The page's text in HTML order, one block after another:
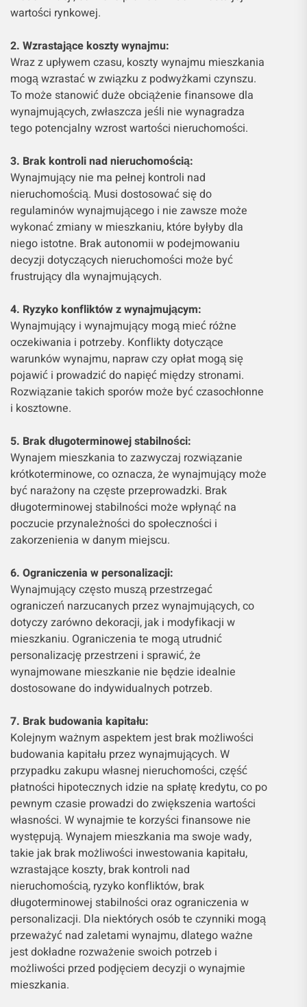
wartości rynkowej.
2. Wzrastające koszty wynajmu:
Wraz z upływem czasu, koszty wynajmu mieszkania
mogą wzrastać w związku z podwyżkami czynszu.
To może stanowić duże obciążenie finansowe dla
wynajmujących, zwłaszcza jeśli nie wynagradza
tego potencjalny wzrost wartości nieruchomości.
3. Brak kontroli nad nieruchomością:
Wynajmujący nie ma pełnej kontroli nad
nieruchomością. Musi dostosować się do
regulaminów wynajmującego i nie zawsze może
wykonać zmiany w mieszkaniu, które byłyby dla
niego istotne. Brak autonomii w podejmowaniu
decyzji dotyczących nieruchomości może być
frustrujący dla wynajmujących.
4. Ryzyko konfliktów z wynajmującym:
Wynajmujący i wynajmujący mogą mieć różne
oczekiwania i potrzeby. Konflikty dotyczące
warunków wynajmu, napraw czy opłat mogą się
pojawić i prowadzić do napięć między stronami.
Rozwiązanie takich sporów może być czasochłonne
i kosztowne.
5. Brak długoterminowej stabilności:
Wynajem mieszkania to zazwyczaj rozwiązanie
krótkoterminowe, co oznacza, że wynajmujący może
być narażony na częste przeprowadzki. Brak
długoterminowej stabilności może wpłynąć na
poczucie przynależności do społeczności i
zakorzenienia w danym miejscu.
6. Ograniczenia w personalizacji:
Wynajmujący często muszą przestrzegać
ograniczeń narzucanych przez wynajmujących, co
dotyczy zarówno dekoracji, jak i modyfikacji w
mieszkaniu. Ograniczenia te mogą utrudnić
personalizację przestrzeni i sprawić, że
wynajmowane mieszkanie nie będzie idealnie
dostosowane do indywidualnych potrzeb.
7. Brak budowania kapitału:
Kolejnym ważnym aspektem jest brak możliwości
budowania kapitału przez wynajmujących. W
przypadku zakupu własnej nieruchomości, część
płatności hipotecznych idzie na spłatę kredytu, co po
pewnym czasie prowadzi do zwiększenia wartości
własności. W wynajmie te korzyści finansowe nie
występują. Wynajem mieszkania ma swoje wady,
takie jak brak możliwości inwestowania kapitału,
wzrastające koszty, brak kontroli nad
nieruchomością, ryzyko konfliktów, brak
długoterminowej stabilności oraz ograniczenia w
personalizacji. Dla niektórych osób te czynniki mogą
przeważyć nad zaletami wynajmu, dlatego ważne
jest dokładne rozważenie swoich potrzeb i
możliwości przed podjęciem decyzji o wynajmie
mieszkania.